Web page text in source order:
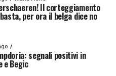
Il corteggiamento
per ora il belga dice no
segnali positivi in
e Begic